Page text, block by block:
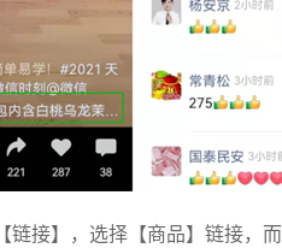
链接】，选择【商品】链接，而